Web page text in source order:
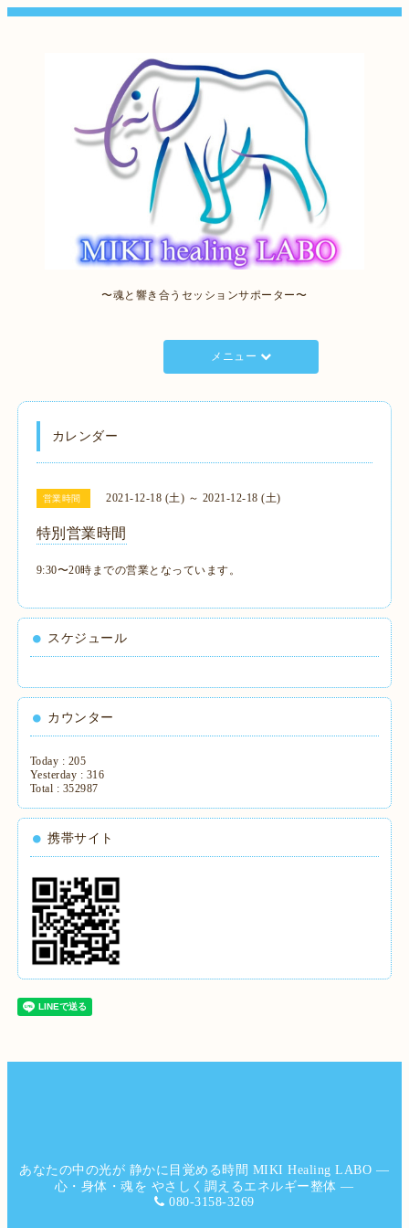
〜魂と響き合うセッションサポーター〜
メニュー
カレンダー
営業時間 2021-12-18 (土) ～ 2021-12-18 (土)
特別営業時間
9:30〜20時までの営業となっています。
スケジュール
カウンター
Today : 205
Yesterday : 316
Total : 352987
携帯サイト
あなたの中の光が 静かに目覚める時間 MIKI Healing LABO ―
心・身体・魂を やさしく調えるエネルギー整体 ―
080-3158-3269